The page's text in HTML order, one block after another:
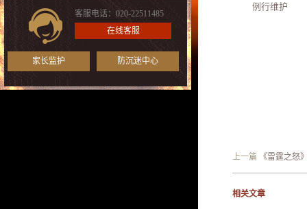
例行维护
上一篇 《雷霆之怒
相关文章
客服电话：020-22511485
在线客服
家长监护 防沉迷中心